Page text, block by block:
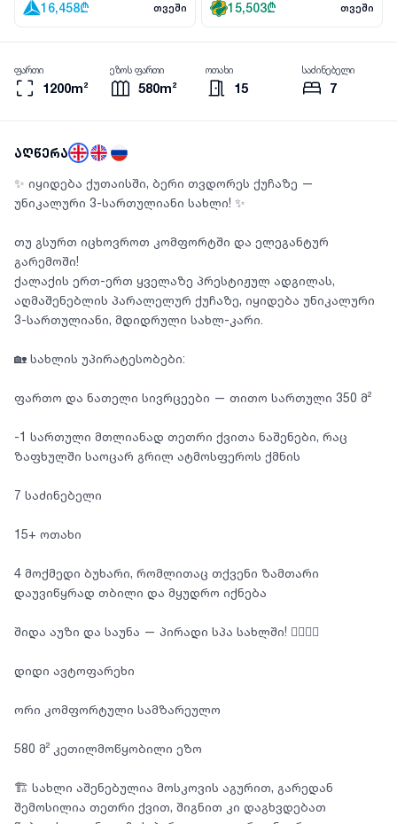
16,458₾ თვეში 15,503₾ თვეში
1200m²
ფართი
580m²
ეზოს ფართი
15
ოთახი
7
საძინებელი
აღწერა
✨ იყიდება ქუთაისში, ბერი თვდორეს ქუჩაზე —
უნიკალური 3-სართულიანი სახლი! ✨
თუ გსურთ იცხოვროთ კომფორტში და ელეგანტურ
გარემოში!
ქალაქის ერთ-ერთ ყველაზე პრესტიჟულ ადგილას,
აღმაშენებლის პარალელურ ქუჩაზე, იყიდება უნიკალური
3-სართულიანი, მდიდრული სახლ-კარი.
🏡 სახლის უპირატესობები:
ფართო და ნათელი სივრცეები — თითო სართული 350 მ²
-1 სართული მთლიანად თეთრი ქვითა ნაშენები, რაც
ზაფხულში საოცარ გრილ ატმოსფეროს ქმნის
7 საძინებელი
15+ ოთახი
4 მოქმედი ბუხარი, რომლითაც თქვენი ზამთარი
დაუვიწყრად თბილი და მყუდრო იქნება
შიდა აუზი და საუნა — პირადი სპა სახლში! 🏊‍♂️🧖‍♀️
დიდი ავტოფარეხი
ორი კომფორტული სამზარეულო
580 მ² კეთილმოწყობილი ეზო
🏗 სახლი აშენებულია მოსკოვის აგურით, გარედან
შემოსილია თეთრი ქვით, შიგნით კი დაგხვდებათ